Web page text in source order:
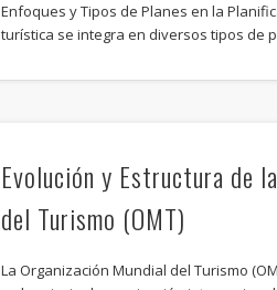
Enfoques y Tipos de Planes en la
turística se integra en diversos tipos de
Evolución y Estructura de
del Turismo (OMT)
La Organización Mundial del Turismo